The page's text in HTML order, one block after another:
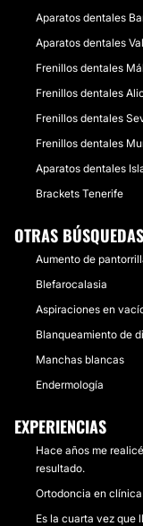
Aparatos dentales
Aparatos dentales
Frenillos dentales
Frenillos dentales
Frenillos dentales
Frenillos dentales
Aparatos dentales
Brackets Tenerife
OTRAS BÚSQUEDAS
Aumento de
Blefarocalasia
Aspiraciones en
Blanqueamiento de
Manchas blancas
Endermología
EXPERIENCIAS
Hace años me
resultado.
Ortodoncia en
Es la cuarta vez que